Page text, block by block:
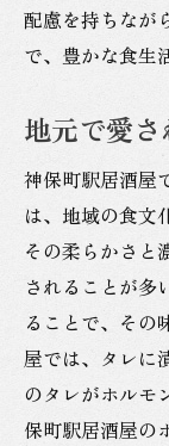
配慮を持ちなが
で、豊かな食生
地元で愛
神保町駅居酒屋
は、地域の食文
その柔らかさと
されることが多
ることで、その
屋では、タレに
のタレがホルモ
保町駅居酒屋の